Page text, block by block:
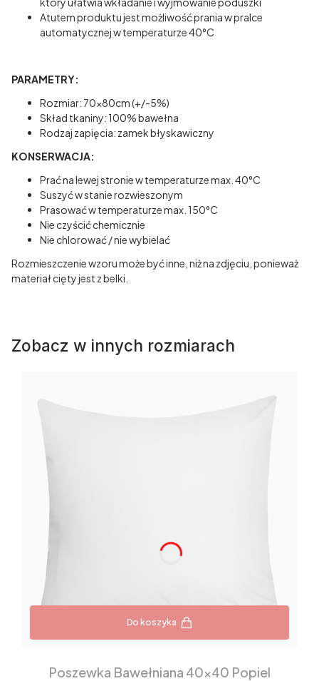
Atutem produktu jest możliwość prania w pralce
automatycznej w temperaturze 40°C
PARAMETRY:
Rozmiar: 70x80cm (+/-5%)
Skład tkaniny: 100% bawełna
Rodzaj zapięcia: zamek błyskawiczny
KONSERWACJA:
Prać na lewej stronie w temperaturze max. 40°C
Suszyć w stanie rozwieszonym
Prasować w temperaturze max. 150°C
Nie czyścić chemicznie
Nie chlorować / nie wybielać
Rozmieszczenie wzoru może być inne, niż na zdjęciu, ponieważ
materiał cięty jest z belki.
Zobacz w innych rozmiarach
Do koszyka
Poszewka Bawełniana 40x40 Popiel